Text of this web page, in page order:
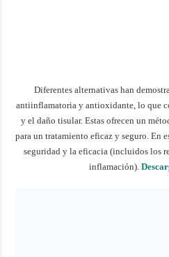
Diferentes alternativas han
antiinflamatoria y antioxidante, lo que
y el daño tisular. Estas ofrecen un
para un tratamiento eficaz y seguro. En
seguridad y la eficacia (incluidos los
inflamación).